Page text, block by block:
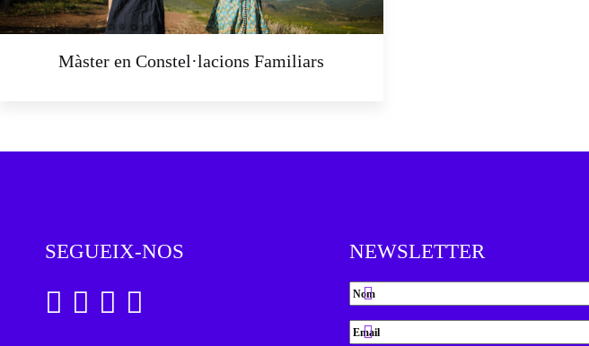
Màster en Constel·lacions Familiars
SEGUEIX-NOS NEWSLETTER